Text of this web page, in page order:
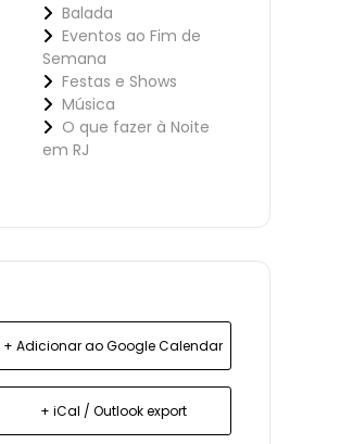
Balada
Eventos ao Fim de
Semana
Festas e Shows
Música
O que fazer à Noite
em RJ
+ Adicionar ao Google Calendar
+ iCal / Outlook export